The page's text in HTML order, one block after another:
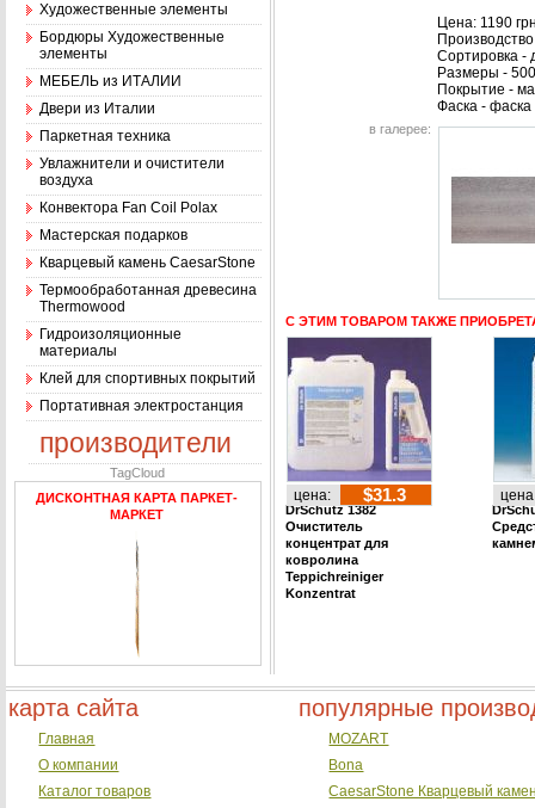
Художественные элементы
Бордюры Художественные
элементы
МЕБЕЛЬ из ИТАЛИИ
Двери из Италии
Паркетная техника
Увлажнители и очистители
воздуха
Конвектора Fan Coil Polax
Мастерская подарков
Кварцевый камень CaesarStone
Термообработанная древесина
Thermowood
Гидроизоляционные
материалы
Клей для спортивных покрытий
Портативная электростанция
производители
TagCloud
ДИСКОНТНАЯ КАРТА ПАРКЕТ-
МАРКЕТ
Цена: 1190
Сортировка -
Размеры -
Покрытие -
Фаска - фаска
в галерее:
С ЭТИМ ТОВАРОМ ТАКЖЕ
цена: $31.3
DrSchutz 1382
Очиститель
концентрат для
ковролина
Teppichreiniger
Konzentrat
карта сайта
Главная
О компании
Каталог товаров
популярные
MOZART
Bona
CaesarStone Кварцевый